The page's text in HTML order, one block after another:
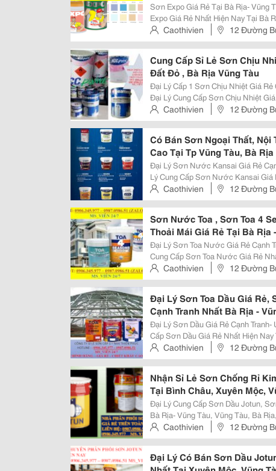
Sơn Expo Giá Rẻ Tại Bà Rịa- Vũng Tàu Đại Lý Cung Cấp Sơn Nước
Expo Giá Rẻ Nhất Hiện Nay Tại Bà
Đức, Xuyên Mộc, Tân Thành, Long Điền, Đất
Tại Vũng Tàu Sơn Expo Chính...
Caothivien
12 Đường
Hồ Chí Minh, Việt Nam
Cung Cấp Sỉ Lẻ Sơn Chịu
Đất Đỏ , Bà Rịa Vũng Tàu
Đại Lý Cấp 1 Sơn Chịu Nhiệt Giá Rẻ
Đại Lý Cung Cấp Sơn Chịu Nhiệt
Vũng Tàu, Bà Rịa, Châu Đức,
Đảo Công Ty Tnhh...
Caothivien
12 Đường
Hồ Chí Minh, Việt Nam
Có Bán Sơn Ngoại Thất,
Cao Tại Tp Vũng Tàu, Bà
Đại Lý Sơn Nước Kansai Giá Rẻ
Lý Cung Cấp Sơn Nước Kansai Giá
Vũng Tàu, Bà Rịa, Châu Đức,
Đảo Cửa Hàng Cấp 1 Sơn Nước...
Caothivien
12 Đường
Hồ Chí Minh, Việt Nam
Sơn Nước Toa , Sơn Toa 4
Thoải Mái Giá Rẻ Tại Bà Rịa
Đại Lý Sơn Toa Nước Giá Rẻ Cạnh
Cung Cấp Sơn Toa Nước Giá Rẻ
Tàu, Bà Rịa, Châu Đức, Xuyên
Cửa Hàng Cấp 1 Sơn Toa Nước...
Caothivien
12 Đường
Hồ Chí Minh, Việt Nam
Đại Lý Sơn Toa Dầu Giá Rẻ,
Cạnh Tranh Nhất Bà Rịa -
Đại Lý Sơn Dầu Giá Rẻ Cạnh Tranh- Uy Tín
Cấp Sơn Dầu Giá Rẻ Nhất Hiện
Châu Đức, Xuyên Mộc, Tân Thành, Long
Thiên Phúc Được Biết Đên Là...
Caothivien
12 Đường
Hồ Chí Minh, Việt Nam
Nhận Sỉ Lẻ Sơn Chống Rỉ
Tại Bình Châu, Xuyên Mộc,
Đại Lý Cung Cấp Sơn Dầu Jotun,
Bà Rịa- Vũng Tàu, Vũng Tàu, Bà
Điền, Đất Đỏ, Côn Đảo Sơn Chống Rỉ Jotun Epoxy 2 Thành Phần Là Một Loại
Sơn Có Sức Tiêu Thụ Lớn Trên...
Caothivien
12 Đường
Hồ Chí Minh, Việt Nam
Đại Lý Có Bán Sơn Dầu